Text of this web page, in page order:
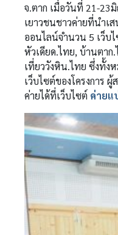
จ.ตาก เมื่อวันที่ 21-23
เยาวชนชาวค่ายที่นำเ
ออนไลน์จำนวน 5 เว็บ
หัวเดียด.ไทย, บ้านตา
เที่ยววังหิน.ไทย ซึ่งทั้ง
เว็บไซต์ของโครงการ
ค่ายได้ที่เว็บไซต์ ค่ายแ